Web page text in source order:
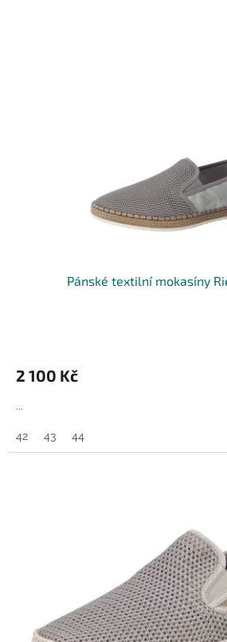
Pánské textilní mokasíny
2 100 Kč
...
42 43 44